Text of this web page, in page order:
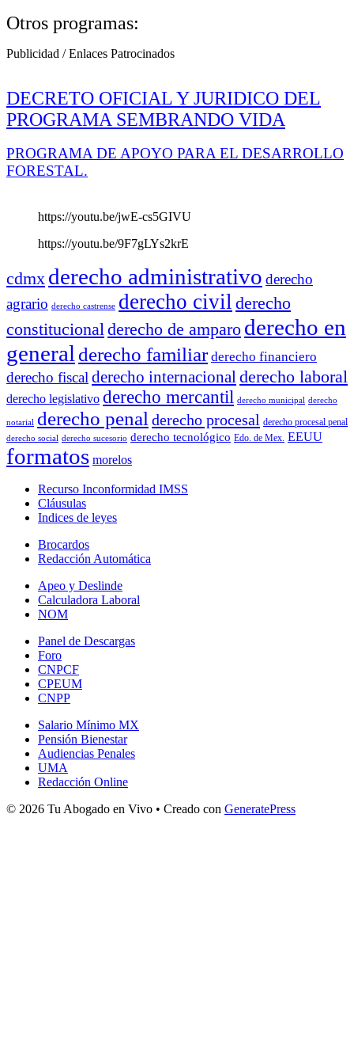
Otros programas:
Publicidad / Enlaces Patrocinados
DECRETO OFICIAL Y JURIDICO DEL
PROGRAMA SEMBRANDO VIDA
PROGRAMA DE APOYO PARA EL DESARROLLO
FORESTAL.
https://youtu.be/jwE-cs5GIVU
https://youtu.be/9F7gLYs2krE
cdmx derecho administrativo derecho
agrario derecho castrense derecho civil derecho
constitucional derecho de amparo derecho en
general derecho familiar derecho financiero
derecho fiscal derecho internacionalderecho laboral
derecho legislativo derecho mercantil derecho municipal derecho
notarial derecho penal derecho procesal derecho procesal penal
derecho social derecho sucesorio derecho tecnológico Edo. de Mex. EEUU
formatos morelos
Recurso Inconformidad IMSS
Cláusulas
Indices de leyes
Brocardos
Redacción Automática
Apeo y Deslinde
Calculadora Laboral
NOM
Panel de Descargas
Foro
CNPCF
CPEUM
CNPP
Salario Mínimo MX
Pensión Bienestar
Audiencias Penales
UMA
Redacción Online
© 2026 Tu Abogado en Vivo • Creado con GeneratePress